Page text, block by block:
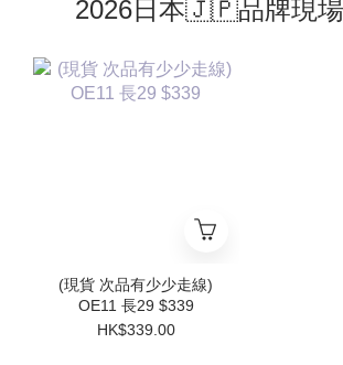
2026日本🇯🇵品牌現
(現貨 次品有少少走線)
OE11 長29 $339
HK$339.00